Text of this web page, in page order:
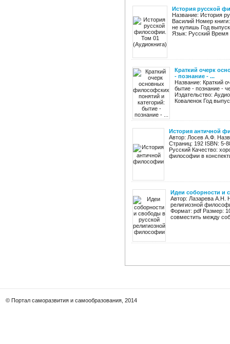
История русской
Название: История
Василий Номер
не купишь Год
Язык: Русский Время
Краткий очерк
- познание - ...
Название: Краткий
бытие - познание -
Издательство:
Коваленок Год
История античной
Автор: Лосев А.Ф.
Страниц: 192 ISBN: 5-
Русский Качество:
философии в
Идеи соборности и
Автор: Лазарева А.Н.
религиозной
Формат: pdf Размер:
совместить между
© Портал саморазвития и самообразования, 2014